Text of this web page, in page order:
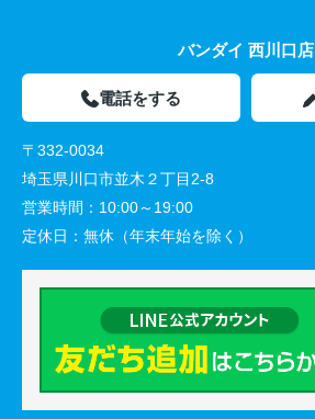
バンダイ 西川口店
電話をする
〒332-0034
埼玉県川口市並木２丁目2-8
営業時間： 10:00～19:00
定休日： 無休（年末年始を除く）